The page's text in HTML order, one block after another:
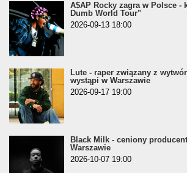
A$AP Rocky zagra w Polsce -
Dumb World Tour"
2026-09-13 18:00
Lute - raper związany z
wystąpi w Warszawie
2026-09-17 19:00
Black Milk - ceniony
Warszawie
2026-10-07 19:00